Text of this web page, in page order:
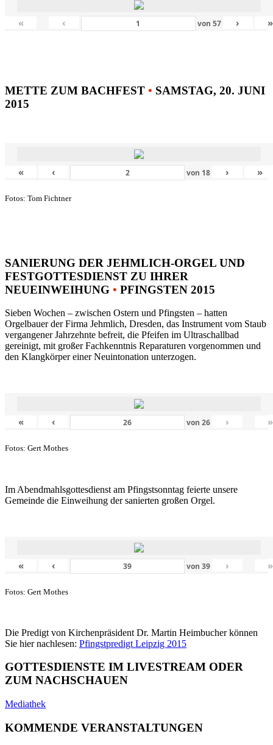
« ‹ von 57 › »
METTE ZUM BACHFEST • SAMSTAG, 20. JUNI
2015
« ‹ von 18 › »
Fotos: Tom Fichtner
SANIERUNG DER JEHMLICH-ORGEL UND
FESTGOTTESDIENST ZU IHRER
NEUEINWEIHUNG • PFINGSTEN 2015
Sieben Wochen – zwischen Ostern und Pfingsten – hatten
Orgelbauer der Firma Jehmlich, Dresden, das Instrument vom Staub
vergangener Jahrzehnte befreit, die Pfeifen im Ultraschallbad
gereinigt, mit großer Fachkenntnis Reparaturen vorgenommen und
den Klangkörper einer Neuintonation unterzogen.
« ‹ von26 › »
Fotos: Gert Mothes
Im Abendmahlsgottesdienst am Pfingstsonntag feierte unsere
Gemeinde die Einweihung der sanierten großen Orgel.
« ‹ von39 › »
Fotos: Gert Mothes
Die Predigt von Kirchenpräsident Dr. Martin Heimbucher können
Sie hier nachlesen: Pfingstpredigt Leipzig 2015
GOTTESDIENSTE IM LIVESTREAM ODER
ZUM NACHSCHAUEN
Mediathek
KOMMENDE VERANSTALTUNGEN